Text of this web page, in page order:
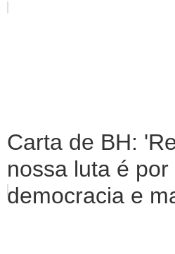
Carta de BH:
nossa luta é por
democracia e